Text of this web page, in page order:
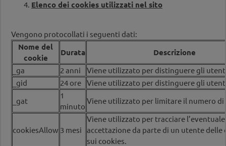
Elenco dei cookies utilizzati nel sito
Vengono protocollati i seguenti dati:
Nome del
cookie
Durata Descrizione
_ga 2 anni
Viene utilizzato per distinguere gli
_gid
24 ore Viene utilizzato per distinguere gli
_gat
1
minuto
Viene utilizzato per limitare il numero di
cookiesAllow 3 mesi
Viene utilizzato per tracciare l’eventuale
accettazione da parte di un utente
sui cookies.